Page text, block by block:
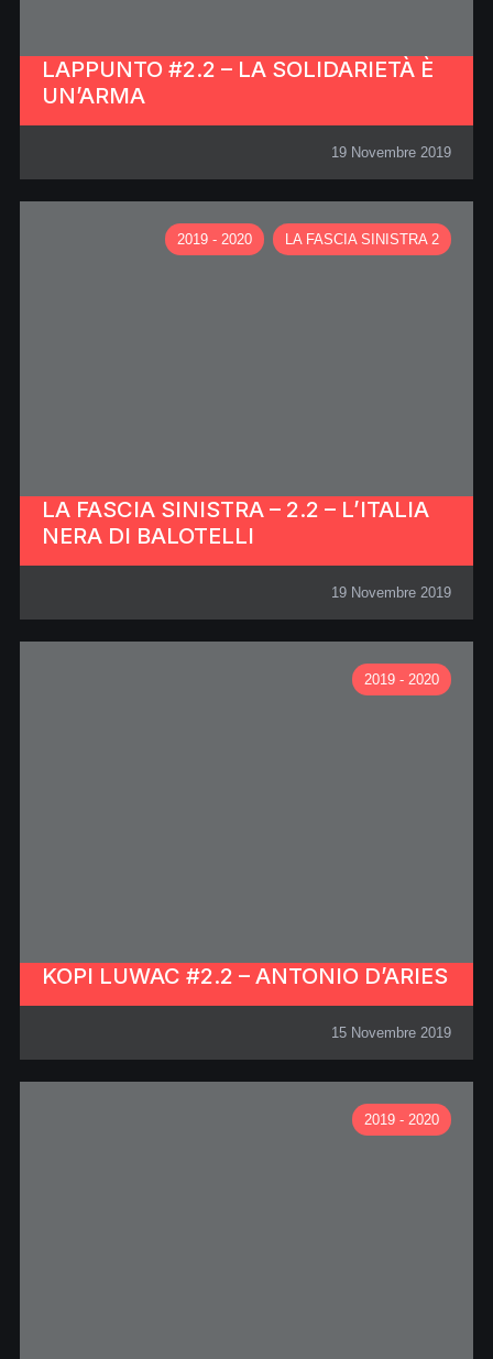
LAPPUNTO #2.2 – LA SOLIDARIETÀ È
UN’ARMA
19 Novembre 2019
2019 - 2020 LA FASCIA SINISTRA 2
LA FASCIA SINISTRA – 2.2 – L’ITALIA
NERA DI BALOTELLI
19 Novembre 2019
2019 - 2020
KOPI LUWAC #2.2 – ANTONIO D’ARIES
15 Novembre 2019
2019 - 2020